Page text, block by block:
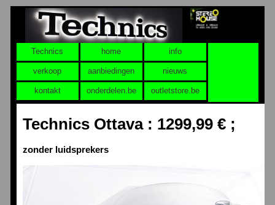
Technics home info
verkoop aanbiedingen nieuws
kontakt onderdelen.be outletstore.be
Technics Ottava : 1299,99 € ;
zonder luidsprekers